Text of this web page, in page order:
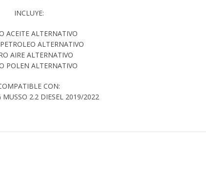
INCLUYE:
ACEITE ALTERNATIVO
ALTERNATIVO
AIRE ALTERNATIVO
POLEN ALTERNATIVO
CON:
MUSSO 2.2 DIESEL 2019/2022